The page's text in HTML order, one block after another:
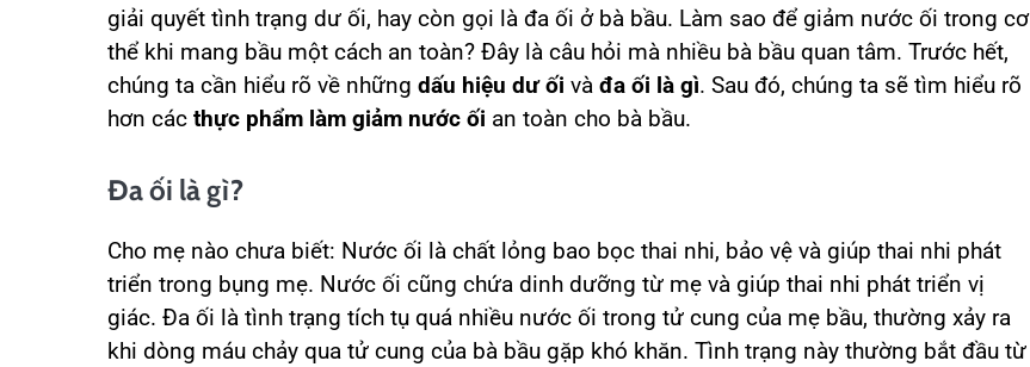
giải quyết tình trạng dư ối, hay còn gọi là đa ối ở bà bầu. Làm sao để giảm nước ối trong cơ
thể khi mang bầu một cách an toàn? Đây là câu hỏi mà nhiều bà bầu quan tâm. Trước hết,
chúng ta cần hiểu rõ về những dấu hiệu dư ối và đa ối là gì. Sau đó, chúng ta sẽ tìm hiểu rõ
hơn các thực phẩm làm giảm nước ối an toàn cho bà bầu.
Đa ối là gì?
Cho mẹ nào chưa biết: Nước ối là chất lỏng bao bọc thai nhi, bảo vệ và giúp thai nhi phát
triển trong bụng mẹ. Nước ối cũng chứa dinh dưỡng từ mẹ và giúp thai nhi phát triển vị
giác. Đa ối là tình trạng tích tụ quá nhiều nước ối trong tử cung của mẹ bầu, thường xảy ra
khi dòng máu chảy qua tử cung của bà bầu gặp khó khăn. Tình trạng này thường bắt đầu từ